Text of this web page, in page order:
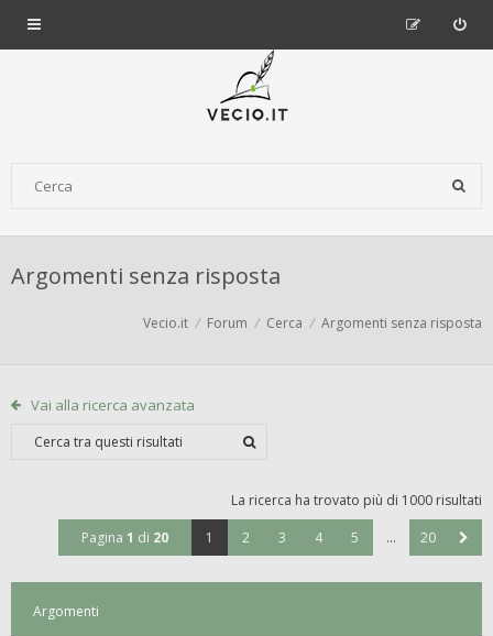
Argomenti senza risposta
Vecio.it Forum Cerca Argomenti senza risposta
Vai alla ricerca avanzata
La ricerca ha trovato più di 1000 risultati
Pagina 1 di 20 1 2 3 4 5 … 20
Argomenti